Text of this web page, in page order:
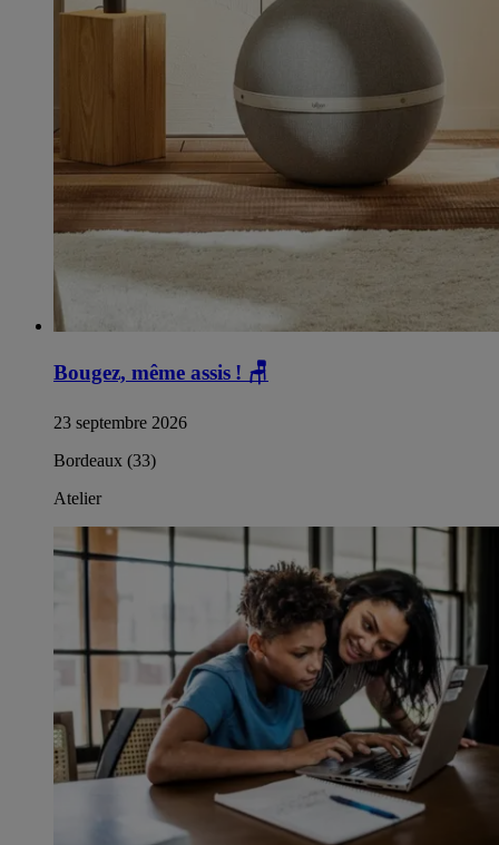
Bougez, même assis ! 🪑
23 septembre 2026
Bordeaux (33)
Atelier